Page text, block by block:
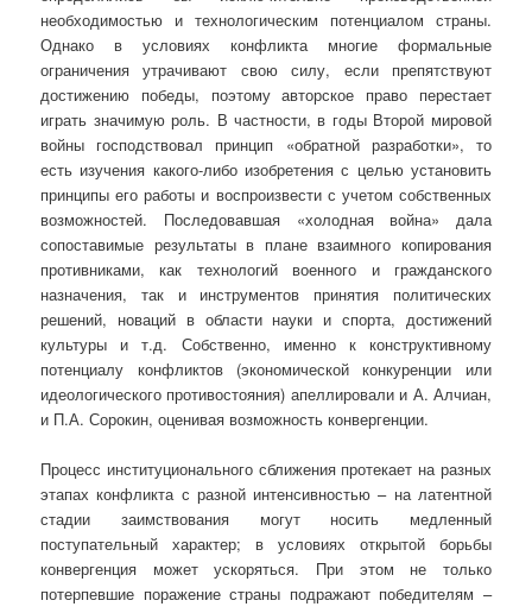
необходимостью и технологическим потенциалом страны.
Однако в условиях конфликта многие формальные
ограничения утрачивают свою силу, если препятствуют
достижению победы, поэтому авторское право перестает
играть значимую роль. В частности, в годы Второй мировой
войны господствовал принцип «обратной разработки», то
есть изучения какого-либо изобретения с целью установить
принципы его работы и воспроизвести с учетом собственных
возможностей. Последовавшая «холодная война» дала
сопоставимые результаты в плане взаимного копирования
противниками, как технологий военного и гражданского
назначения, так и инструментов принятия политических
решений, новаций в области науки и спорта, достижений
культуры и т.д. Собственно, именно к конструктивному
потенциалу конфликтов (экономической конкуренции или
идеологического противостояния) апеллировали и А. Алчиан,
и П.А. Сорокин, оценивая возможность конвергенции.
Процесс институционального сближения протекает на разных
этапах конфликта с разной интенсивностью – на латентной
стадии заимствования могут носить медленный
поступательный характер; в условиях открытой борьбы
конвергенция может ускоряться. При этом не только
потерпевшие поражение страны подражают победителям –